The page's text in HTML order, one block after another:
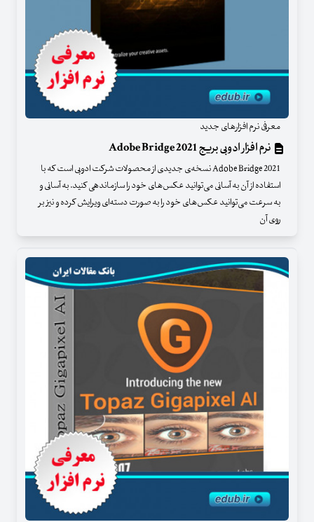
معرفی نرم افزارهای جدید
نرم افزار ادوبی بریج Adobe Bridge 2021
Adobe Bridge 2021 نسخه‌ی جدیدی از محصولات شرکت ادوبی است که با
استفاده از آن به آسانی می‌توانید عکس‌های خود را سازماندهی کنید. به آسانی و
به سرعت می‌توانید عکس‌های خود را به صورت دسته‌ای ویرایش کرده و نیز بر
روی آن‌